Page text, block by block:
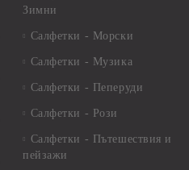
Зимни
Салфетки - Морски
Салфетки - Музика
Салфетки - Пеперуди
Салфетки - Рози
Салфетки - Пътешествия и
пейзажи